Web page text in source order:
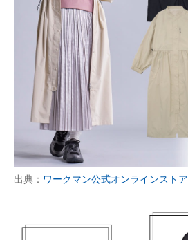
出典： ワークマン公式オンラインストア